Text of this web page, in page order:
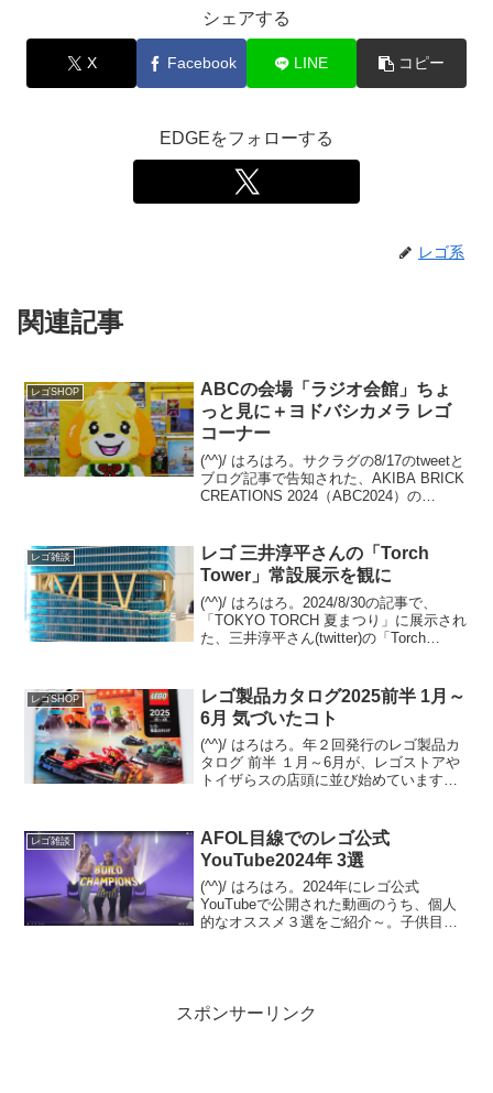
シェアする
X Facebook LINE コピー
EDGEをフォローする
レゴ系
関連記事
レゴSHOP
ABCの会場「ラジオ会館」ちょ
っと見に＋ヨドバシカメラ レゴ
コーナー
(^^)/ はろはろ。サクラグの8/17のtweetと
ブログ記事で告知された、AKIBA BRICK
CREATIONS 2024（ABC2024）の
す。とゆー...
レゴ雑談
レゴ 三井淳平さんの「Torch
Tower」常設展示を観に
(^^)/ はろはろ。2024/8/30の記事で、
「TOKYO TORCH 夏まつり」に展示され
た、三井淳平さん(twitter)の「Torch
返りですが、「T...
レゴSHOP
レゴ製品カタログ2025前半 1月～
6月 気づいたコト
(^^)/ はろはろ。年２回発行のレゴ製品カ
タログ 前半 １月～6月が、レゴストアや
トイザらスの店頭に並び始めています。
が、近日中にレゴショップの「レゴ製品
カタ...
レゴ雑談
AFOL目線でのレゴ公式
YouTube2024年 3選
(^^)/ はろはろ。2024年にレゴ公式
YouTubeで公開された動画のうち、個人
的なオススメ３選をご紹介～。子供目線
スポンサーリンク